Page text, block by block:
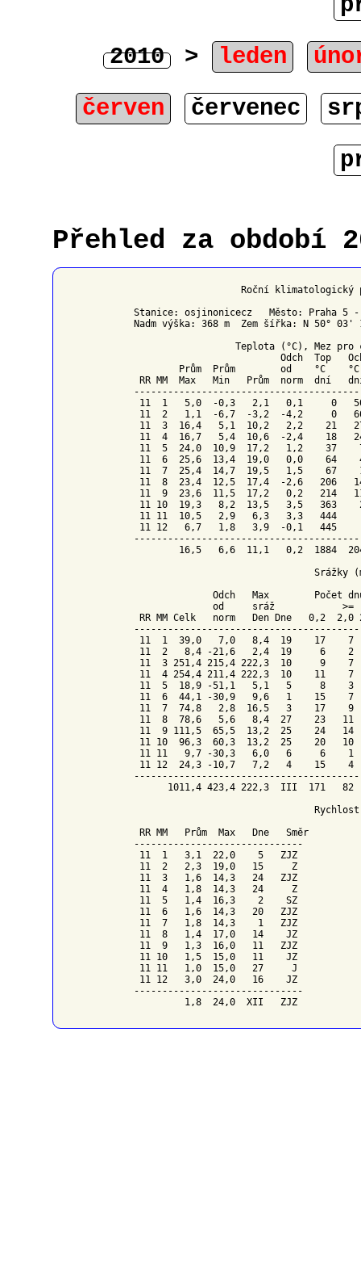
2010 > leden
červen
červenec
Přehled za období
Roční klimatologický
Stanice: osjinonicecz   Město: Praha 5
Nadm výška: 368 m  Zem šířka: N 50°
Teplota (°C), Mez pro
Odch
Top
Prům  Prům        od    °C
RR MM
Max   Min   Prům  norm  dní
11  1   5,0  -0,3   2,1   0,1     0
11  2   1,1  -6,7  -3,2  -4,2     0
11  3  16,4   5,1  10,2   2,2    21
11  4  16,7   5,4  10,6  -2,4    18
11  5  24,0  10,9  17,2   1,2    37
11  6  25,6  13,4  19,0   0,0    64
11  7  25,4  14,7  19,5   1,5    67
11  8  23,4  12,5  17,4  -2,6   206
11  9  23,6  11,5  17,2   0,2   214
11 10  19,3   8,2  13,5   3,5   363
11 11  10,5   2,9   6,3   3,3   444
11 12   6,7   1,8   3,9  -0,1   445
16,5   6,6  11,1   0,2  1884
Srážky
Odch
Max        Počet
              od
sráž
            >=
RR MM Celk   norm   Den Dne
0,2  2,0
11  1  39,0   7,0   8,4  19    17    7
11  2   8,4 -21,6   2,4  19     6    2
11  3 251,4 215,4 222,3  10     9    7
11  4 254,4 211,4 222,3  10    11
11  5  18,9 -51,1   5,1   5     8    3
11  6  44,1 -30,9   9,6   1    15    7
11  7  74,8   2,8  16,5   3    17    9
11  8  78,6   5,6   8,4  27    23   11
11  9 111,5  65,5  13,2  25    24   14
11 10  96,3  60,3  13,2  25    20   10
11 11   9,7 -30,3   6,0   6     6    1
11 12  24,3 -10,7   7,2   4    15    4
1011,4 423,4 222,3  III  171   82
RR MM
   Prům  Max
Dne
Směr
------------------------------
11  1   3,1  22,0    5   ZJZ
11  2   2,3  19,0   15     Z
11  3   1,6  14,3   24   ZJZ
11  4   1,8  14,3   24     Z
11  5   1,4  16,3    2    SZ
11  6   1,6  14,3   20   ZJZ
11  7   1,8  14,3    1   ZJZ
11  8   1,4  17,0   14    JZ
11  9   1,3  16,0   11   ZJZ
11 10   1,5  15,0   11    JZ
11 11   1,0  15,0   27     J
11 12   3,0  24,0   16    JZ
------------------------------